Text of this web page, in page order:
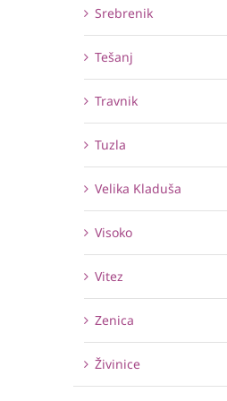
Srebrenik
Tešanj
Travnik
Tuzla
Velika Kladuša
Visoko
Vitez
Zenica
Živinice